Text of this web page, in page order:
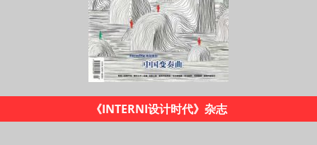
2019米兰设计地图